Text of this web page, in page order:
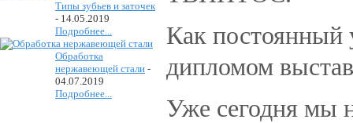
Типы зубьев и заточек
- 14.05.2019
Подробнее...
Обработка
нержавеющей стали -
04.07.2019
Подробнее...
Как
дипломом
Уже сегодня мы